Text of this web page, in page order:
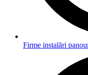
Firme instalări